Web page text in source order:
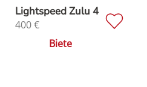
Lightspeed Zulu 4
400€
Biete